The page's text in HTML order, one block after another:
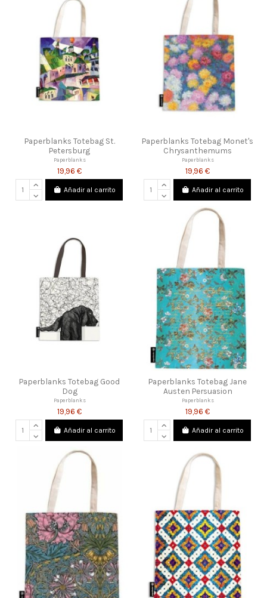
Paperblanks Totebag St.
Petersburg
Paperblanks
19,96 €
Añadir al carrito
Paperblanks Totebag Monet's
Chrysanthemums
Paperblanks
19,96 €
Añadir al carrito
Paperblanks Totebag Good
Dog
Paperblanks
19,96 €
Añadir al carrito
Paperblanks Totebag Jane
Austen Persuasion
Paperblanks
19,96 €
Añadir al carrito